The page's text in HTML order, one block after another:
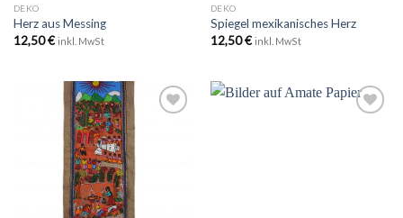
DEKO
Herz aus Messing
12,50€ inkl. MwSt
DEKO
Spiegel mexikanisches Herz
12,50€ inkl. MwSt
Wunschliste
hinzufügen